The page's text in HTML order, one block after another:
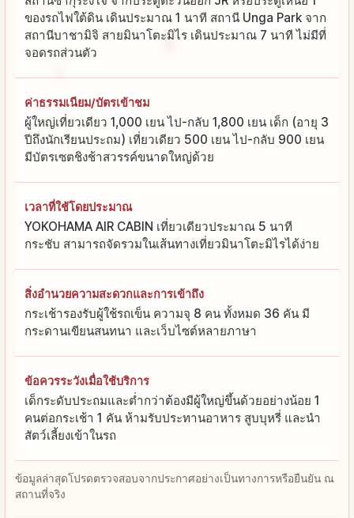
ของรถไฟใต้ดิน เดินประมาณ 1 นาที สถานี Unga Park จาก
สถานีบาชามิจิ สายมินาโตะมิไร เดินประมาณ 7 นาที ไม่มีที่
จอดรถส่วนตัว
ค่าธรรมเนียม/บัตรเข้าชม
ผู้ใหญ่เที่ยวเดียว 1,000 เยน ไป-กลับ 1,800 เยน เด็ก (อายุ 3
ปีถึงนักเรียนประถม) เที่ยวเดียว 500 เยน ไป-กลับ 900 เยน
มีบัตรเซตชิงช้าสวรรค์ขนาดใหญ่ด้วย
เวลาที่ใช้โดยประมาณ
YOKOHAMA AIR CABIN เที่ยวเดียวประมาณ 5 นาที
กระชับ สามารถจัดรวมในเส้นทางเที่ยวมินาโตะมิไรได้ง่าย
สิ่งอำนวยความสะดวกและการเข้าถึง
กระเช้ารองรับผู้ใช้รถเข็น ความจุ 8 คน ทั้งหมด 36 คัน มี
กระดานเขียนสนทนา และเว็บไซต์หลายภาษา
ข้อควรระวังเมื่อใช้บริการ
เด็กระดับประถมและต่ำกว่าต้องมีผู้ใหญ่ขึ้นด้วยอย่างน้อย 1
คนต่อกระเช้า 1 คัน ห้ามรับประทานอาหาร สูบบุหรี่ และนำ
สัตว์เลี้ยงเข้าในรถ
ข้อมูลล่าสุดโปรดตรวจสอบจากประกาศอย่างเป็นทางการหรือยืนยัน ณ
สถานที่จริง